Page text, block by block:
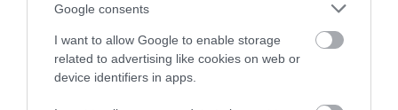
Google consents
I want to allow Google to enable storage
related to advertising like cookies on web or
device identifiers in apps.
Ékes József akkor egyáltalán nem zárkózott el ettől a kéréstől -